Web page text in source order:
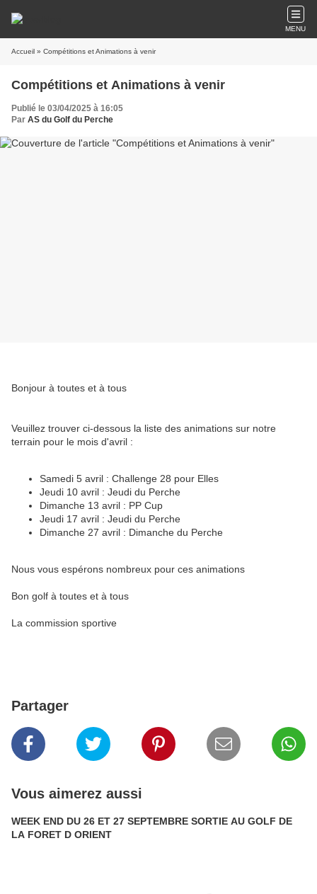
MENU
Accueil » Compétitions et Animations à venir
Compétitions et Animations à venir
Publié le 03/04/2025 à 16:05
Par AS du Golf du Perche
Bonjour à toutes et à tous
Veuillez trouver ci-dessous la liste des animations sur notre
terrain pour le mois d'avril :
Samedi 5 avril : Challenge 28 pour Elles
Jeudi 10 avril : Jeudi du Perche
Dimanche 13 avril : PP Cup
Jeudi 17 avril : Jeudi du Perche
Dimanche 27 avril : Dimanche du Perche
Nous vous espérons nombreux pour ces animations
Bon golf à toutes et à tous
La commission sportive
Partager
Vous aimerez aussi
WEEK END DU 26 ET 27 SEPTEMBRE SORTIE AU GOLF DE
LA FORET D ORIENT